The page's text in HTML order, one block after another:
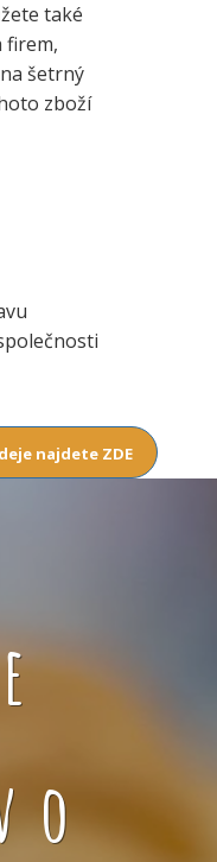
také
firem,
šetrný
zboží
najdete ZDE